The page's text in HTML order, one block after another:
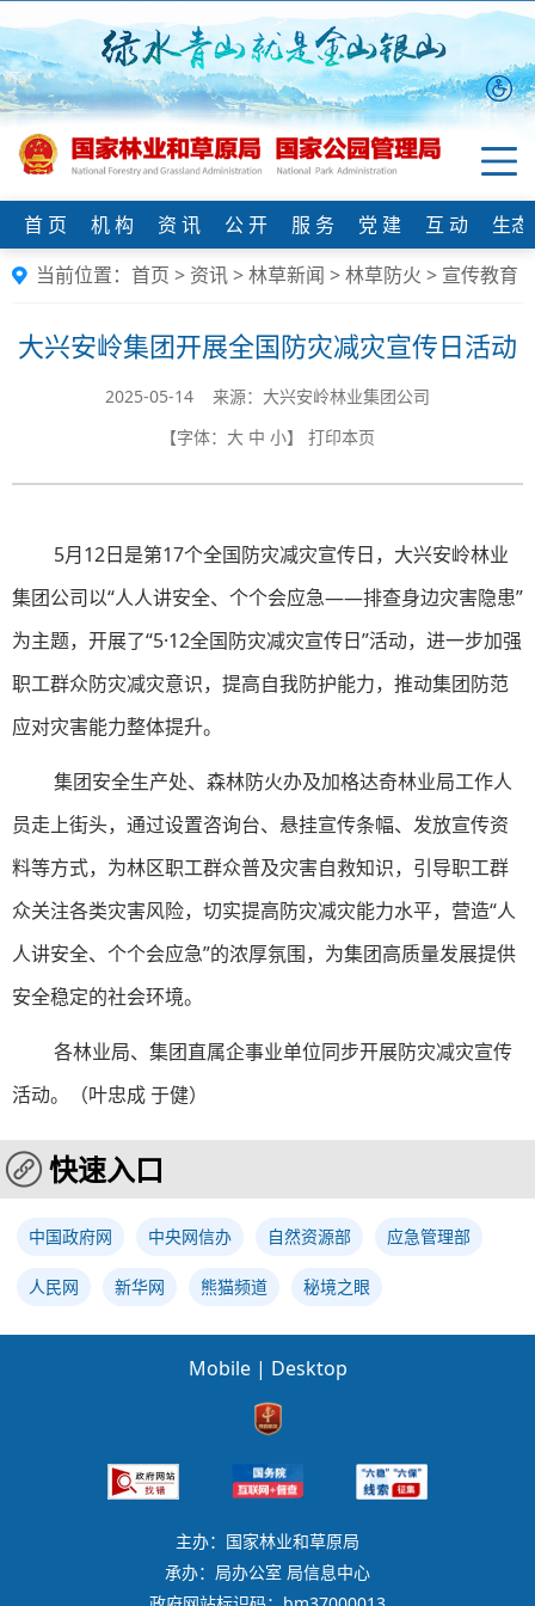
首 页 机 构 资 讯 公 开 服 务 党 建 互 动
生
当前位置： 首页 > 资讯>林草新闻 >林草防火 > 宣传教育
大兴安岭集团开展全国防灾减灾宣传日活动
2025-05-14 来源：大兴安岭林业集团公司
【字体： 大 中 小】 打印本页
5月12日是第17个全国防灾减灾宣传日，大兴安岭林业
集团公司以“人人讲安全、个个会应急——排查身边灾害隐患”
为主题，开展了“5·12全国防灾减灾宣传日”活动，进一步加强
职工群众防灾减灾意识，提高自我防护能力，推动集团防范
应对灾害能力整体提升。
集团安全生产处、森林防火办及加格达奇林业局工作人
员走上街头，通过设置咨询台、悬挂宣传条幅、发放宣传资
料等方式，为林区职工群众普及灾害自救知识，引导职工群
众关注各类灾害风险，切实提高防灾减灾能力水平，营造“人
人讲安全、个个会应急”的浓厚氛围，为集团高质量发展提供
安全稳定的社会环境。
各林业局、集团直属企事业单位同步开展防灾减灾宣传
活动。（叶忠成 于健）
快速入口
中国政府网 中央网信办 自然资源部 应急管理部
人民网 新华网 熊猫频道 秘境之眼
Mobile | Desktop
主办：国家林业和草原局
承办：局办公室 局信息中心